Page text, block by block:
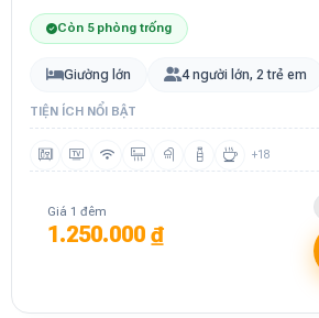
Còn 5 phòng trống
Giường lớn 4 người lớn, 2 trẻ em
TIỆN ÍCH NỔI BẬT
+18
Giá 1 đêm
1.250.000 ₫